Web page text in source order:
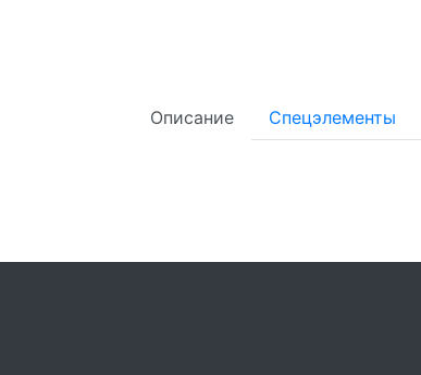
Описание Спецэлементы